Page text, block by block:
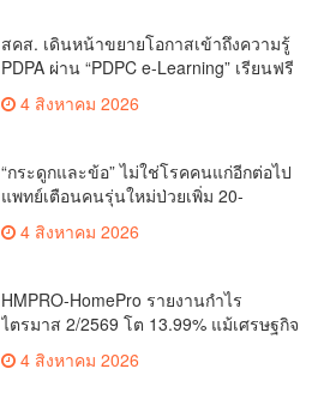
สุดพิเศษตลอดทัวร์นาเมนต์
สคส. เดินหน้าขยายโอกาสเข้าถึงความรู้
PDPA ผ่าน “PDPC e-Learning” เรียนฟรี
อดศักยภาพคนไทยสู่สังคมดิจิทัลปลอดภัย
แล้ว
4 สิงหาคม 2026
“กระดูกและข้อ” ไม่ใช่โรคคนแก่อีกต่อไป
แพทย์เตือนคนรุ่นใหม่ป่วยเพิ่ม 20-
กระแสกีฬา
4 สิงหาคม 2026
HMPRO-HomePro รายงานกำไร
ไตรมาส 2/2569 โต 13.99% แม้เศรษฐกิจ
ผันผวนเดินหน้าขยายสาขา เสริมพอร์ต
Private Brand ดัน Gross Margin เพิ่มขึ้น
4 สิงหาคม 2026